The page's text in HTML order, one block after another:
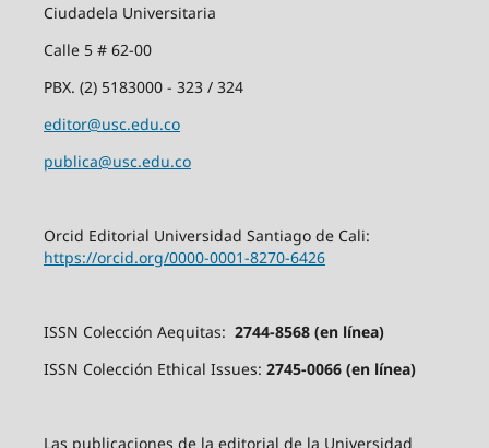
Ciudadela Universitaria
Calle 5 # 62-00
PBX. (2) 5183000 - 323 / 324
editor@usc.edu.co
publica@usc.edu.co
Orcid Editorial Universidad Santiago de Cali:
https://orcid.org/0000-0001-8270-6426
ISSN Colección Aequitas: 2744-8568 (en línea)
ISSN Colección Ethical Issues: 2745-0066 (en línea)
Las publicaciones de la editorial de la Universidad